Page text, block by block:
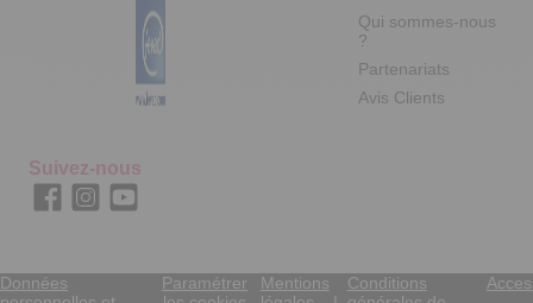
Qui sommes-nous
?
Partenariats
Avis Clients
Suivez-nous
Données
Paramétrer
Mentions
Conditions